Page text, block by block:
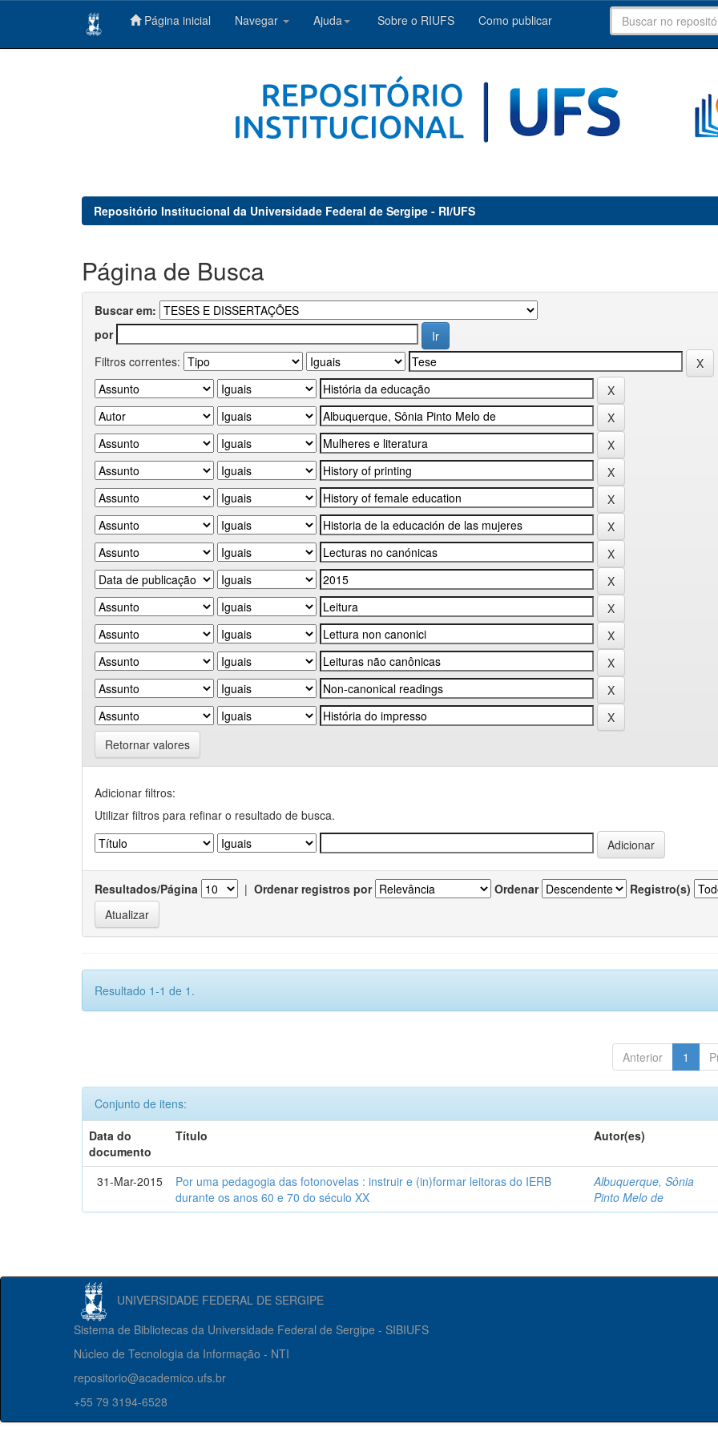
Página inicial Navegar Ajuda Sobre o RIUFS Como publicar
Repositório Institucional da Universidade Federal de Sergipe - RI/UFS
Página de Busca
Buscar em:
por
Filtros correntes:
Retornar valores
Adicionar filtros:
Utilizar filtros para refinar o resultado de busca.
Resultados/Página | Ordenar registros por Ordenar Registro(s)
Resultado 1-1 de 1.
Anterior 1
Conjunto de itens:
Data do
documento
Título Autor(es)
31-Mar-2015
Por uma pedagogia das fotonovelas : instruir e (in)formar leitoras do IERB
durante os anos 60 e 70 do século XX
Albuquerque, Sônia
Pinto Melo de
UNIVERSIDADE FEDERAL DE SERGIPE
Sistema de Bibliotecas da Universidade Federal de Sergipe - SIBIUFS
Núcleo de Tecnologia da Informação - NTI
repositorio@academico.ufs.br
+55 79 3194-6528